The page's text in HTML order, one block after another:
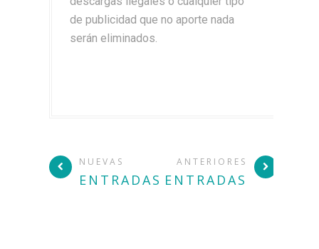
de publicidad que no aporte nada
serán eliminados.
NUEVAS
ENTRADAS
ANTERIORES
ENTRADAS